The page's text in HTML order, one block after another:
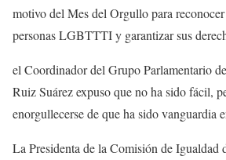
motivo del Mes del Orgullo para
personas LGBTTTI y garantizar sus
el Coordinador del Grupo Parlamentario
Ruiz Suárez expuso que no ha sido fácil,
enorgullecerse de que ha sido vanguardia
La Presidenta de la Comisión de Igualdad